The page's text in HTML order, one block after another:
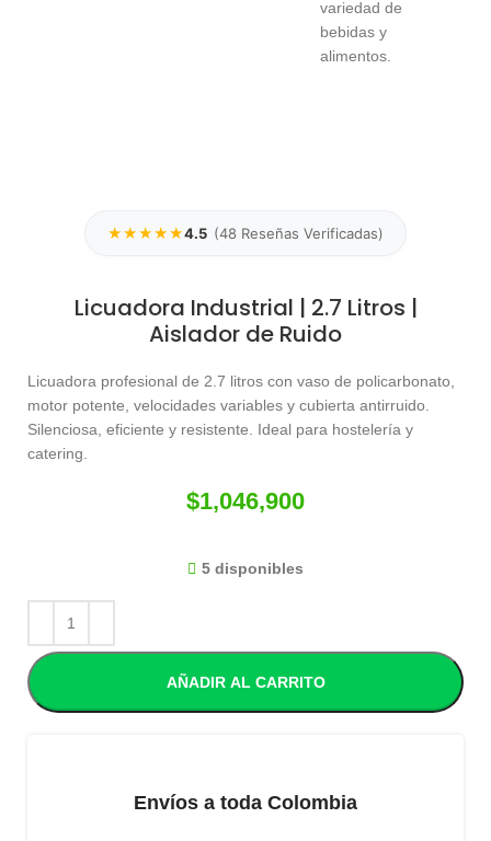
★★★★★4.5 (48 Reseñas Verificadas)
Licuadora Industrial | 2.7 Litros |
Aislador de Ruido
Licuadora profesional de 2.7 litros con vaso de policarbonato,
motor potente, velocidades variables y cubierta antirruido.
Silenciosa, eficiente y resistente. Ideal para hostelería y
catering.
$1,046,900
5 disponibles
AÑADIR AL CARRITO
Envíos a toda Colombia